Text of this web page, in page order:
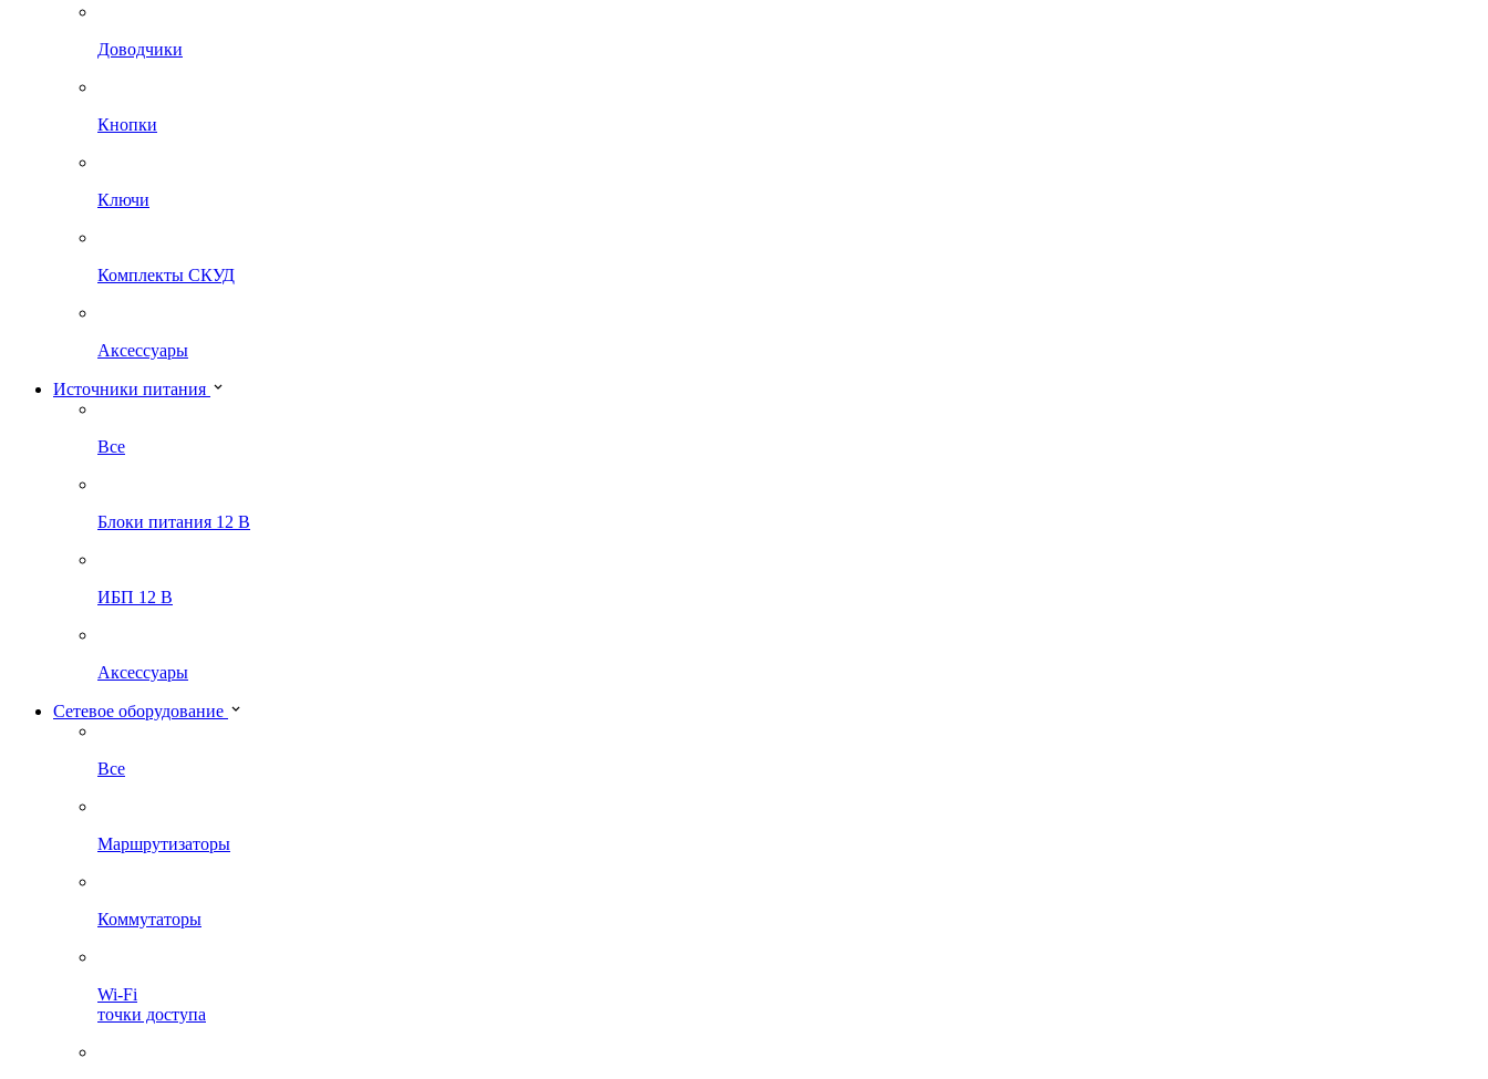
Доводчики
Кнопки
Ключи
Комплекты СКУД
Аксессуары
Источники питания
Все
Блоки питания 12 В
ИБП 12 В
Аксессуары
Сетевое оборудование
Все
Маршрутизаторы
Коммутаторы
Wi-Fi
точки доступа